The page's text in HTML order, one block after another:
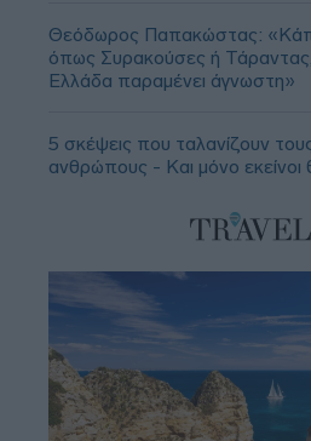
Θεόδωρος Παπακώστας:
όπως Συρακούσες ή
Ελλάδα παραμένει άγνωστη»
5 σκέψεις που ταλανίζουν
ανθρώπους - Και μόνο